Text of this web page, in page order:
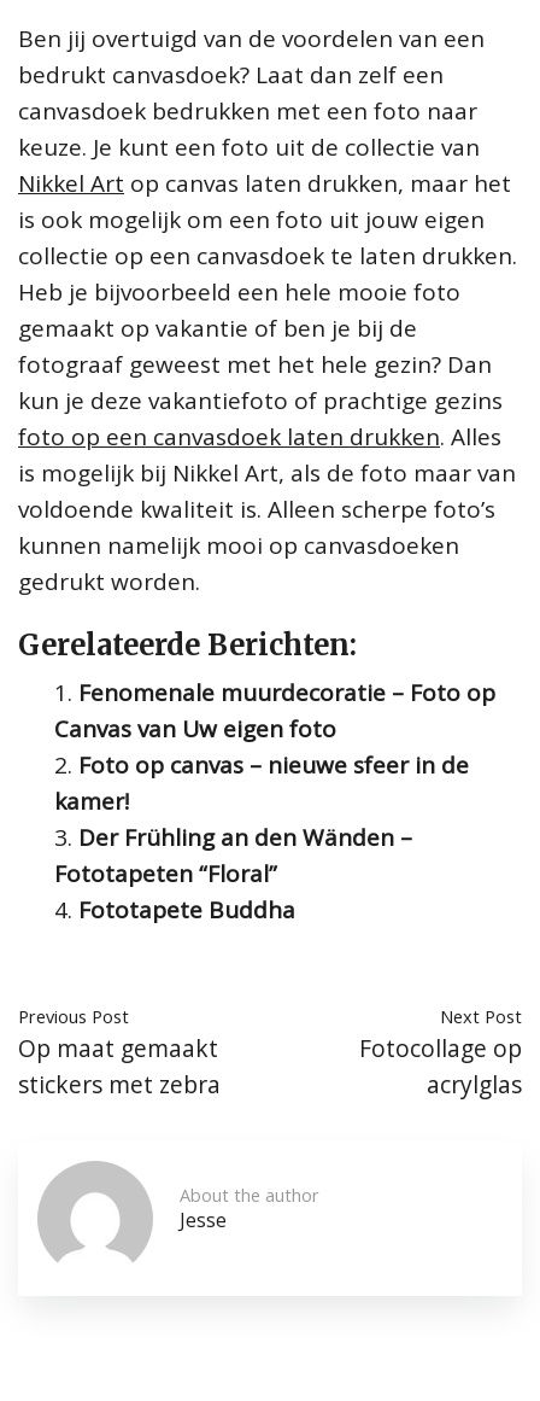
Ben jij overtuigd van de voordelen van een
bedrukt canvasdoek? Laat dan zelf een
canvasdoek bedrukken met een foto naar
keuze. Je kunt een foto uit de collectie van
Nikkel Art op canvas laten drukken, maar het
is ook mogelijk om een foto uit jouw eigen
collectie op een canvasdoek te laten drukken.
Heb je bijvoorbeeld een hele mooie foto
gemaakt op vakantie of ben je bij de
fotograaf geweest met het hele gezin? Dan
kun je deze vakantiefoto of prachtige gezins
foto op een canvasdoek laten drukken. Alles
is mogelijk bij Nikkel Art, als de foto maar van
voldoende kwaliteit is. Alleen scherpe foto’s
kunnen namelijk mooi op canvasdoeken
gedrukt worden.
Gerelateerde Berichten:
Fenomenale muurdecoratie – Foto op
Canvas van Uw eigen foto
Foto op canvas – nieuwe sfeer in de
kamer!
Der Frühling an den Wänden –
Fototapeten “Floral”
Fototapete Buddha
Previous Post
Op maat gemaakt
stickers met zebra
Next Post
Fotocollage op
acrylglas
About the author
Jesse